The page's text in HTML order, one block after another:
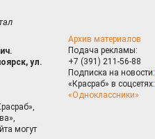
ул.
могут
Архив материалов
Подача рекламы:
+7 (391) 211-56-88
Подписка на новости:
«Красраб» в соцсетях:
«Одноклассники»